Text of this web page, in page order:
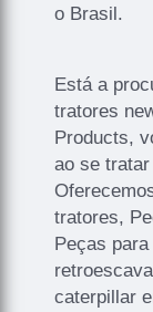
o Brasil.
Está a
tratores
Products,
ao se
tratores,
Peças
caterpillar